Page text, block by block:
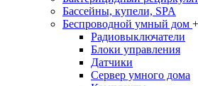
Бассейны, купели, SPA
Беспроводной умный дом +
Радиовыключатели
Блоки управления
Датчики
Сервер умного дома